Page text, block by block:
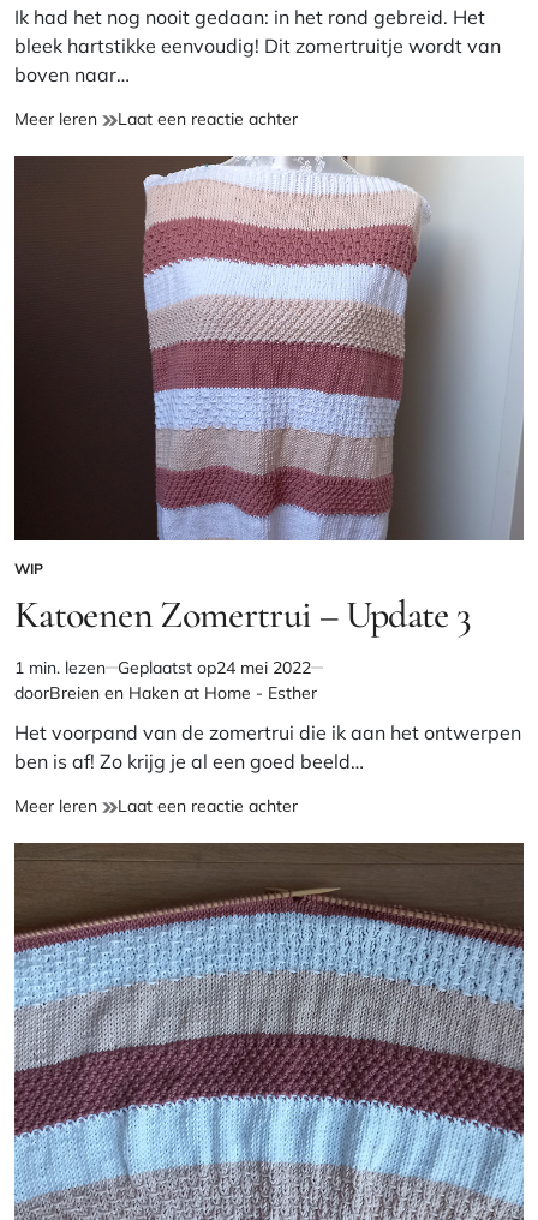
Ik had het nog nooit gedaan: in het rond gebreid. Het
bleek hartstikke eenvoudig! Dit zomertruitje wordt van
boven naar…
Meer leren Zomertruitje
gebreid
Laat een reactie achterop
in
het
rond
gebreid
GEPLAATST
IN
WIP
Katoenen Zomertrui – Update 3
Geschatte
leestijd
1 min. lezen Geplaatst op24 mei 2022
doorBreien en Haken at Home - Esther
Het voorpand van de zomertrui die ik aan het ontwerpen
ben is af! Zo krijg je al een goed beeld…
Meer leren Katoenen
–
Update
Laat een reactie achterop
–
Update
3